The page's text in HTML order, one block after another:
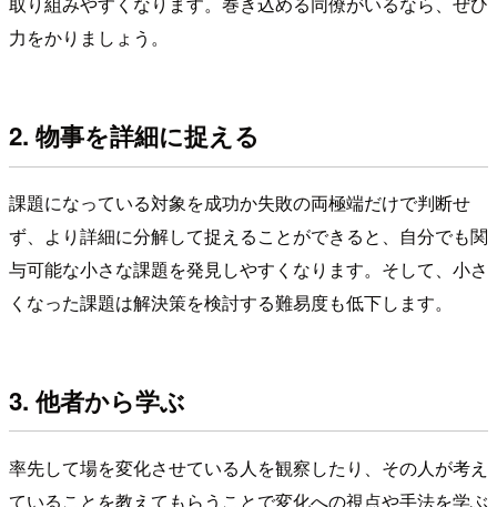
力をかりましょう。
2. 物事を詳細に捉える
課題になっている対象を成功か失敗の両極端だけで判断せ
ず、より詳細に分解して捉えることができると、自分でも関
与可能な小さな課題を発見しやすくなります。そして、小さ
くなった課題は解決策を検討する難易度も低下します。
3. 他者から学ぶ
率先して場を変化させている人を観察したり、その人が考え
ていることを教えてもらうことで変化への視点や手法を学ぶ